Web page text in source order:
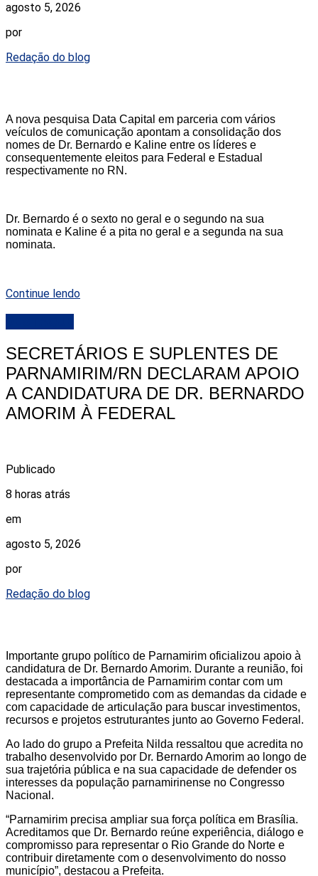
agosto 5, 2026
por
Redação do blog
A nova pesquisa Data Capital em parceria com vários
veículos de comunicação apontam a consolidação dos
nomes de Dr. Bernardo e Kaline entre os líderes e
consequentemente eleitos para Federal e Estadual
respectivamente no RN.
Dr. Bernardo é o sexto no geral e o segundo na sua
nominata e Kaline é a pita no geral e a segunda na sua
nominata.
Continue lendo
SECRETÁRIOS E SUPLENTES DE
PARNAMIRIM/RN DECLARAM APOIO
A CANDIDATURA DE DR. BERNARDO
AMORIM À FEDERAL
Publicado
8 horas atrás
em
agosto 5, 2026
por
Redação do blog
Importante grupo político de Parnamirim oficializou apoio à
candidatura de Dr. Bernardo Amorim. Durante a reunião, foi
destacada a importância de Parnamirim contar com um
representante comprometido com as demandas da cidade e
com capacidade de articulação para buscar investimentos,
recursos e projetos estruturantes junto ao Governo Federal.
Ao lado do grupo a Prefeita Nilda ressaltou que acredita no
trabalho desenvolvido por Dr. Bernardo Amorim ao longo de
sua trajetória pública e na sua capacidade de defender os
interesses da população parnamirinense no Congresso
Nacional.
“Parnamirim precisa ampliar sua força política em Brasília.
Acreditamos que Dr. Bernardo reúne experiência, diálogo e
compromisso para representar o Rio Grande do Norte e
contribuir diretamente com o desenvolvimento do nosso
município”, destacou a Prefeita.